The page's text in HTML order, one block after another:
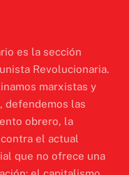
es la sección
Revolucionaria.
marxistas y
defendemos las
obrero, la
el actual
que no ofrece una